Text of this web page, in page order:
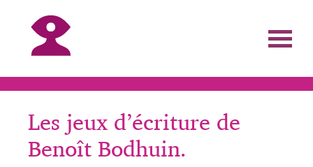
Les jeux d’écriture de
Benoît Bodhuin.